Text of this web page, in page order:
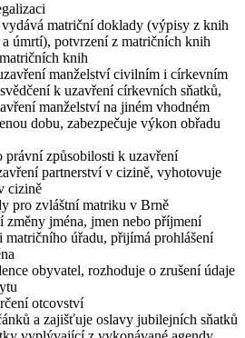
matriční doklady (výpisy z knih
úmrtí), potvrzení z matričních knih
knih
manželství civilním i církevním
k uzavření církevních sňatků,
manželství na jiném vhodném
dobu, zabezpečuje výkon obřadu
právní způsobilosti k uzavření
partnerství v cizině, vyhotovuje
cizině
pro zvláštní matriku v Brně
změny jména, jmen nebo příjmení
matričního úřadu, přijímá prohlášení
obyvatel, rozhoduje o zrušení údaje
otcovství
a zajišťuje oslavy jubilejních sňatků